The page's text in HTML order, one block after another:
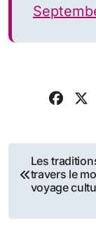
de
l’article
Les
travers le
voyage